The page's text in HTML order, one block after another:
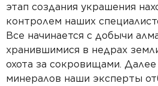
этап создания украшения
контролем наших
Все начинается с добычи
хранившимися в недрах
охота за сокровищами.
минералов наши эксперты